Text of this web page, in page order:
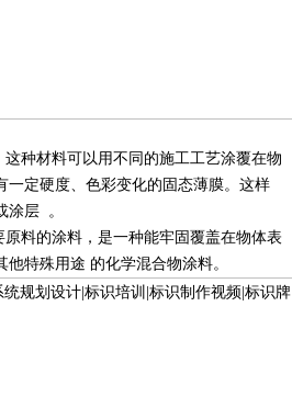
种材料可以用不同的施工工艺涂覆在物
一定硬度、色彩变化的固态薄膜。这样
涂层
。
料的涂料，是一种能牢固覆盖在物体表
他特殊用途 的化学混合物涂料。